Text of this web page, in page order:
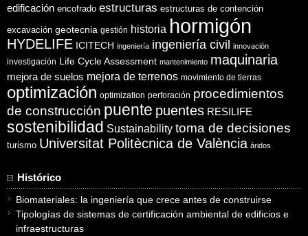
edificación encofrado estructuras estructuras de contención
excavación geotecnia gestión historia hormigón
HYDELIFE ICITECH ingeniería ingeniería civil innovación
investigación Life Cycle Assessment mantenimiento maquinaria
mejora de suelos mejora de terrenos movimiento de tierras
optimización optimization perforación procedimientos
de construcción puente puentes RESILIFE
sostenibilidad Sustainability toma de decisiones
turismo Universitat Politècnica de València áridos
Histórico
Biomateriales: la ingeniería que crece antes de construirse
Tipologías de sistemas de certificación ambiental de edificios e
infraestructuras